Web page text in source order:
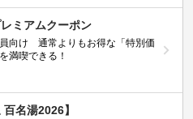
ミアムクーポン
向け 通常よりもお得な「特別価
満喫できる！
百名湯2026】